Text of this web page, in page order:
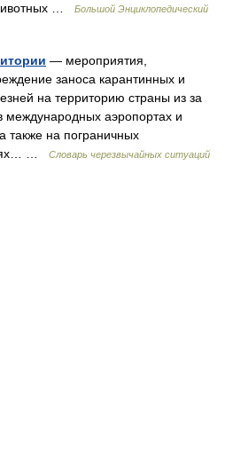
…
Большой Энциклопедический
— мероприятия,
заноса карантинных и
на территорию страны из за
международных аэропортах и
также на пограничных
…
Словарь черезвычайных ситуаций